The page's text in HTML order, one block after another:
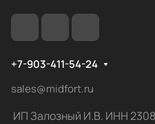
+7-903-411-54-24
sales@midfort.ru
ИП Залозный И.В. ИНН